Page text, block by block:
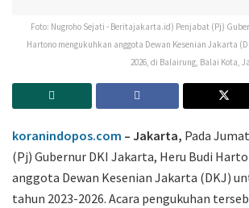
Foto: Nugroho Sejati - Beritajakarta.id) Penjabat (Pj)
Hartono mengukuhkan anggota Dewan Kesenian Jakarta
2026, di Balairung, Balai Kota,
koranindopos.com – Jakarta, Pada
(Pj) Gubernur DKI Jakarta, Heru Budi
anggota Dewan Kesenian Jakarta (DKJ)
tahun 2023-2026. Acara pengukuhan